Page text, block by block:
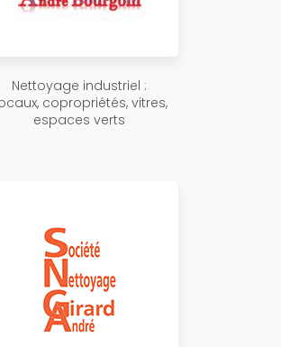
Nettoyage industriel :
copropriétés, vitres,
espaces verts